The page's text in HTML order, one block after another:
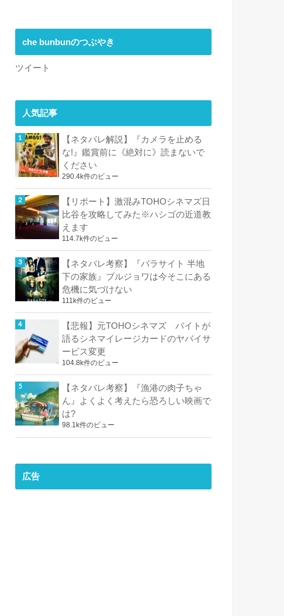
che bunbunのつぶやき
ツイート
人気記事
【ネタバレ解説】『カメラを止める
な!』鑑賞前に《絶対に》読まないで
ください
290.4k件のビュー
【リポート】激混みTOHOシネマズ日
比谷を攻略してみた※ハシゴの近道教
えます
114.7k件のビュー
【ネタバレ考察】『パラサイト 半地
下の家族』ブルジョワは今そこにある
危機に気づけない
111k件のビュー
【悲報】元TOHOシネマズ バイトが
語るシネマイレージカードのヤバイサ
ービス変更
104.8k件のビュー
【ネタバレ考察】『漁港の肉子ちゃ
ん』よくよく考えたら恐ろしい映画で
は?
98.1k件のビュー
広告